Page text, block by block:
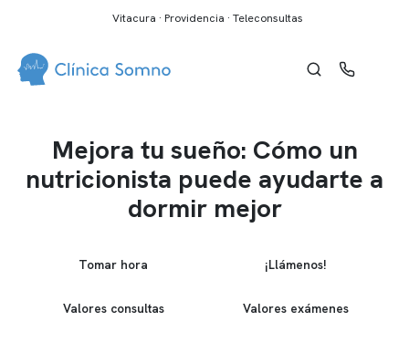
Vitacura · Providencia · Teleconsultas
Mejora tu sueño: Cómo un
nutricionista puede ayudarte a
dormir mejor
Tomar hora ¡Llámenos!
Valores consultas Valores exámenes